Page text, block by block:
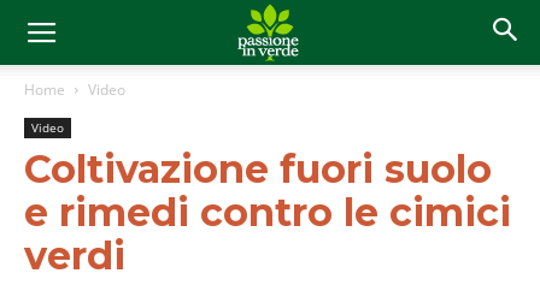
Home Video
Video
Coltivazione fuori suolo
e rimedi contro le cimici
verdi